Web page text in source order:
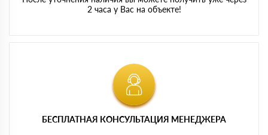
2 часа у Вас на объекте!
БЕСПЛАТНАЯ КОНСУЛЬТАЦИЯ МЕНЕДЖЕРА